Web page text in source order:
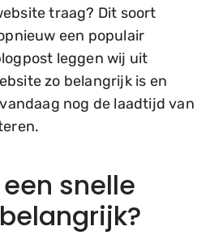
traag? Dit soort
een populair
leggen wij uit
zo belangrijk is en
nog de laadtijd van
snelle